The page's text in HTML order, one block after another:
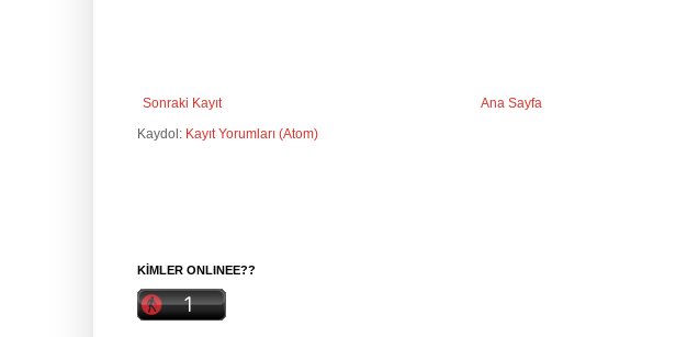
Sonraki Kayıt
Ana Sayfa
Kaydol: Kayıt Yorumları (Atom)
KİMLER ONLINEE??